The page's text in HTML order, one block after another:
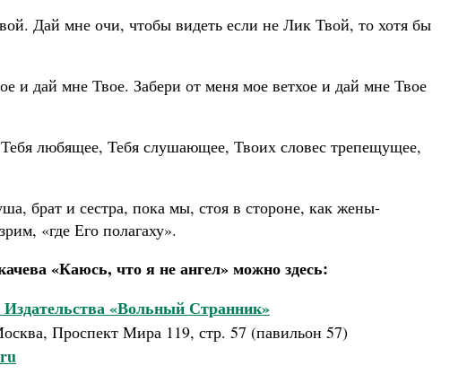
Дай мне очи, чтобы видеть если не Лик Твой, то хотя бы
и дай мне Твое. Забери от меня мое ветхое и дай мне Твое
любящее, Тебя слушающее, Твоих словес трепещущее,
брат и сестра, пока мы, стоя в стороне, как жены-
«где Его полагаху».
«Каюсь, что я не ангел» можно здесь:
Издательства «Вольный Странник»
Проспект Мира 119, стр. 57 (павильон 57)